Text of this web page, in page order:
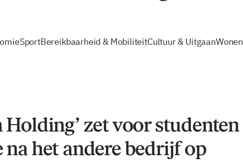
SportBereikbaarheid & MobiliteitCultuur & UitgaanWonen
Holding’ zet voor studenten
na het andere bedrijf op